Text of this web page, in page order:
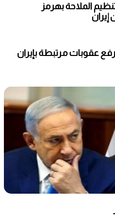
الملاحة بهرمز
رفع عقوبات مرتبطة بإيران